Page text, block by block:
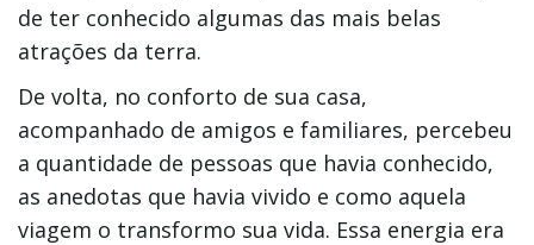
de ter conhecido algumas das mais belas
atrações da terra.
De volta, no conforto de sua casa,
acompanhado de amigos e familiares, percebeu
a quantidade de pessoas que havia conhecido,
as anedotas que havia vivido e como aquela
viagem o transformo sua vida. Essa energia era